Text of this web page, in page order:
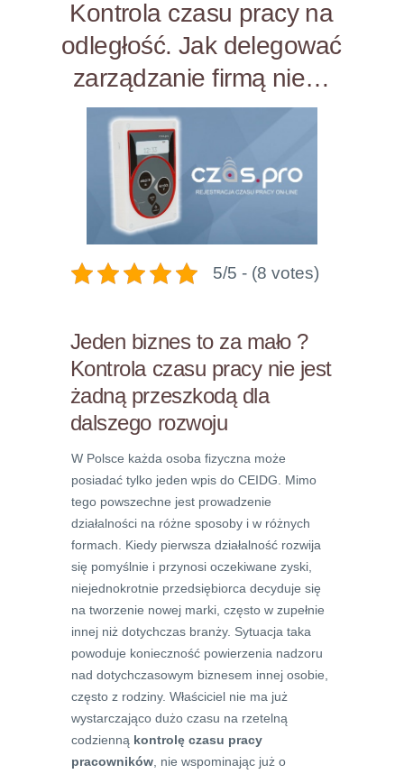
Kontrola czasu pracy na
odległość. Jak delegować
zarządzanie firmą nie…
5/5 - (8 votes)
Jeden biznes to za mało ?
Kontrola czasu pracy nie jest
żadną przeszkodą dla
dalszego rozwoju
W Polsce każda osoba fizyczna może
posiadać tylko jeden wpis do CEIDG. Mimo
tego powszechne jest prowadzenie
działalności na różne sposoby i w różnych
formach. Kiedy pierwsza działalność rozwija
się pomyślnie i przynosi oczekiwane zyski,
niejednokrotnie przedsiębiorca decyduje się
na tworzenie nowej marki, często w zupełnie
innej niż dotychczas branży. Sytuacja taka
powoduje konieczność powierzenia nadzoru
nad dotychczasowym biznesem innej osobie,
często z rodziny. Właściciel nie ma już
wystarczająco dużo czasu na rzetelną
codzienną kontrolę czasu pracy
pracowników , nie wspominając już o